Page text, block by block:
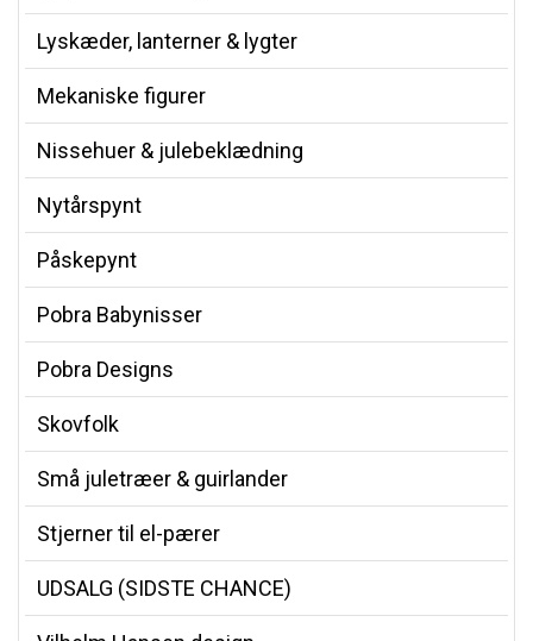
Lyskæder, lanterner & lygter
Mekaniske figurer
Nissehuer & julebeklædning
Nytårspynt
Påskepynt
Pobra Babynisser
Pobra Designs
Skovfolk
Små juletræer & guirlander
Stjerner til el-pærer
UDSALG (SIDSTE CHANCE)